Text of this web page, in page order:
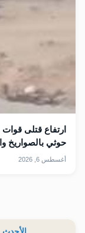
حوثي بالصواريخ
أغسطس 6, 2026